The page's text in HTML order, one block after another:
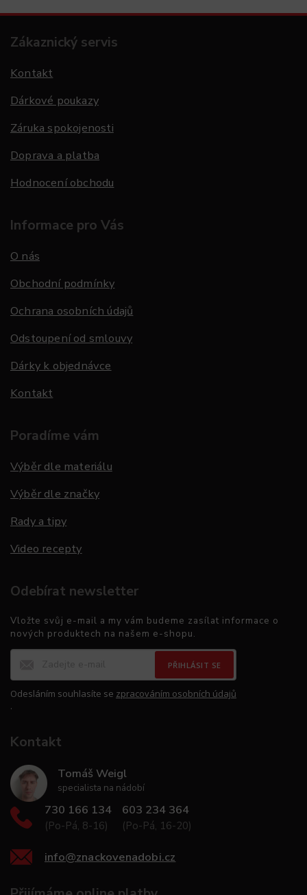
Zákaznický servis
Kontakt
Dárkové poukazy
Záruka spokojenosti
Doprava a platba
Hodnocení obchodu
Informace pro Vás
O nás
Obchodní podmínky
Ochrana osobních údajů
Odstoupení od smlouvy
Dárky k objednávce
Kontakt
Poradíme vám
Výběr dle materiálu
Výběr dle značky
Rady a tipy
Video recepty
Odebírat newsletter
Vložte svůj e-mail a my vám budeme zasílat informace o
nových produktech na našem e-shopu.
PŘIHLÁSIT SE
Odesláním souhlasíte se zpracováním osobních údajů
.
Kontakt
Tomáš Weigl
specialista na nádobí
730 166 134
(Po-Pá, 8-16)
603 234 364
(Po-Pá, 16-20)
info@znackovenadobi.cz